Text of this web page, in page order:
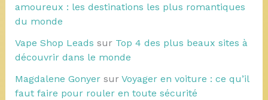
amoureux : les destinations les plus romantiques
du monde
Vape Shop Leads sur Top 4 des plus beaux sites à
découvrir dans le monde
Magdalene Gonyersur Voyager en voiture : ce qu’il
faut faire pour rouler en toute sécurité